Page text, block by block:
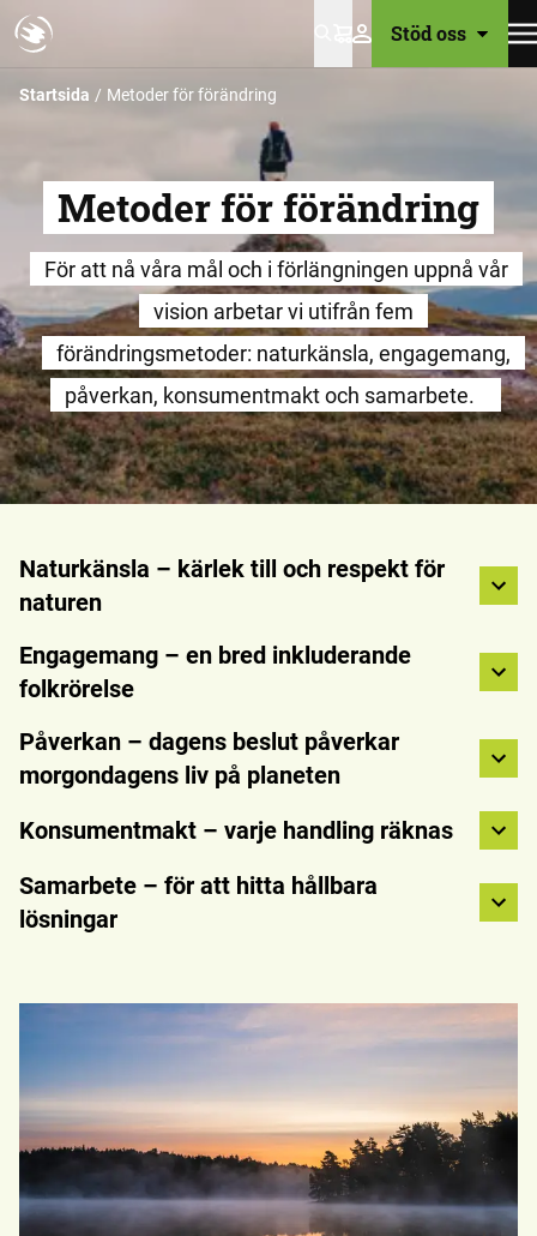
VarukorgStöd oss
Startsida Metoder för förändring
Metoder för förändring
För att nå våra mål och i förlängningen uppnå vår
vision arbetar vi utifrån fem
förändringsmetoder: naturkänsla, engagemang,
påverkan, konsumentmakt och samarbete.
Naturkänsla – kärlek till och respekt för
naturen
Engagemang – en bred inkluderande
folkrörelse
Påverkan – dagens beslut påverkar
morgondagens liv på planeten
Konsumentmakt – varje handling räknas
Samarbete – för att hitta hållbara
lösningar